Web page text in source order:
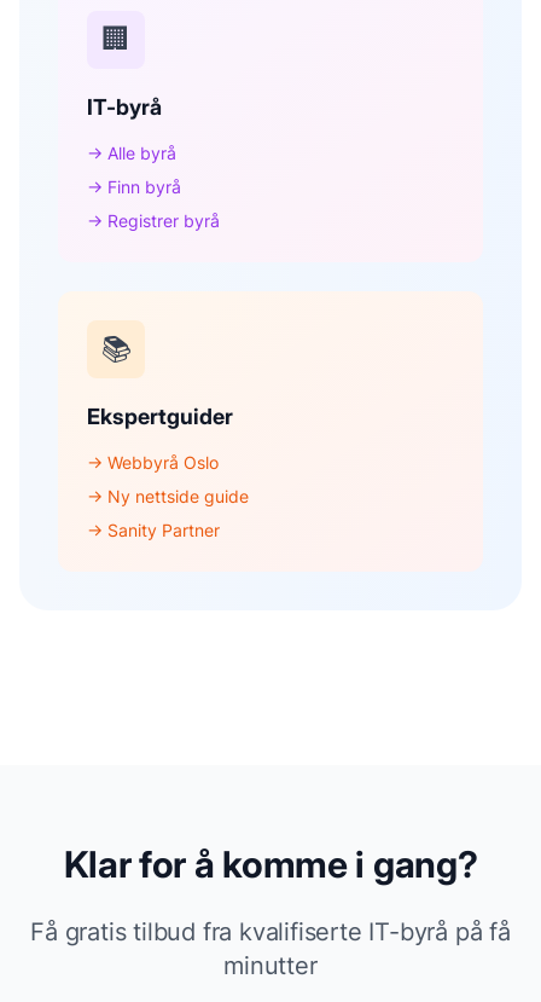
🏢
IT-byrå
→ Alle byrå
→ Finn byrå
→ Registrer byrå
📚
Ekspertguider
→ Webbyrå Oslo
→ Ny nettside guide
→ Sanity Partner
Klar for å komme i gang?
Få gratis tilbud fra kvalifiserte IT-byrå på få
minutter